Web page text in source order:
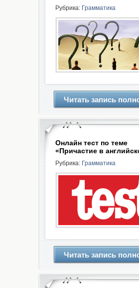
Рубрика: Грамматика
Читать запись
Онлайн тест по теме
«Причастие в
Рубрика: Грамматика
Читать запись